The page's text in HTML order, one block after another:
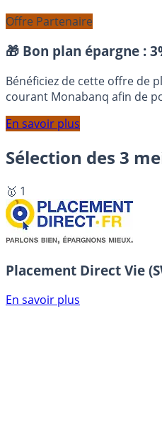
Offre Partenaire
🎁 Bon plan épargne :
Bénéficiez de cette offre de
courant Monabanq afin de
En savoir plus
Sélection des 3
🥇 1
Placement Direct Vie
En savoir plus